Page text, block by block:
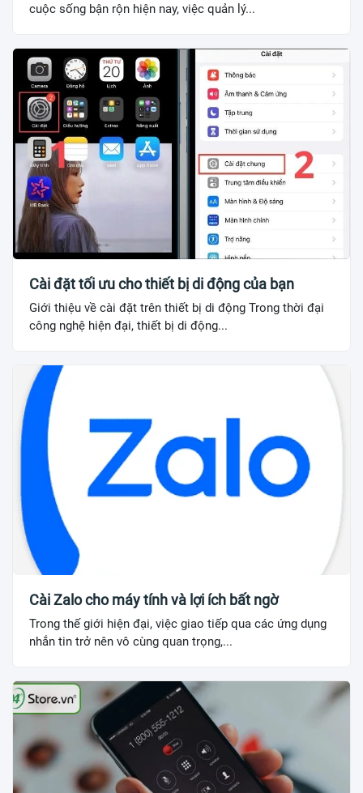
cuộc sống bận rộn hiện nay, việc quản lý...
Cài đặt tối ưu cho thiết bị di động của bạn
Giới thiệu về cài đặt trên thiết bị di động Trong thời đại
công nghệ hiện đại, thiết bị di động...
Cài Zalo cho máy tính và lợi ích bất ngờ
Trong thế giới hiện đại, việc giao tiếp qua các ứng dụng
nhắn tin trở nên vô cùng quan trọng,...